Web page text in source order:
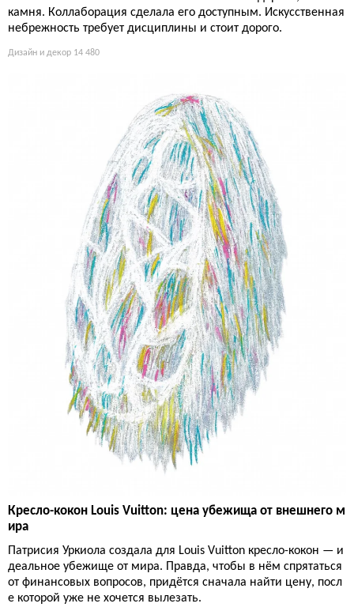
камня. Коллаборация сделала его доступным. Искусственная
небрежность требует дисциплины и стоит дорого.
Дизайн и декор 14 480
Кресло-кокон Louis Vuitton: цена убежища от внешнего м
ира
Патрисия Уркиола создала для Louis Vuitton кресло-кокон — и
деальное убежище от мира. Правда, чтобы в нём спрятаться
от финансовых вопросов, придётся сначала найти цену, посл
е которой уже не хочется вылезать.